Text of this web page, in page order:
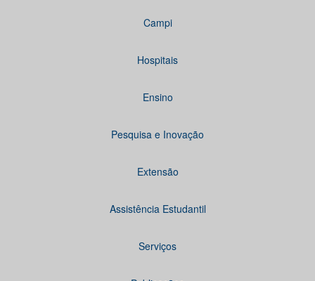
Campi
Hospitais
Ensino
Pesquisa e Inovação
Extensão
Assistência Estudantil
Serviços